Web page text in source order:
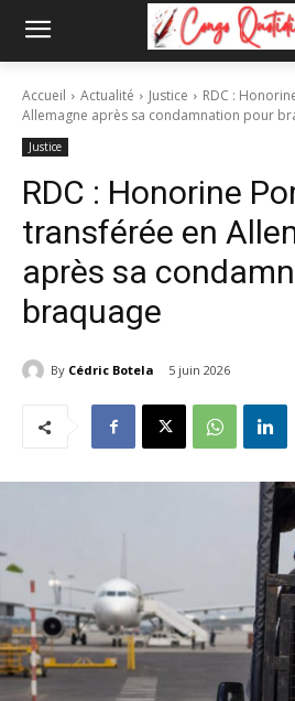
Accueil Actualité Justice
RDC :
Allemagne après sa condamnation pour
Justice
RDC : Honorine
transférée en
après sa
braquage
By Cédric Botela 5 juin 2026